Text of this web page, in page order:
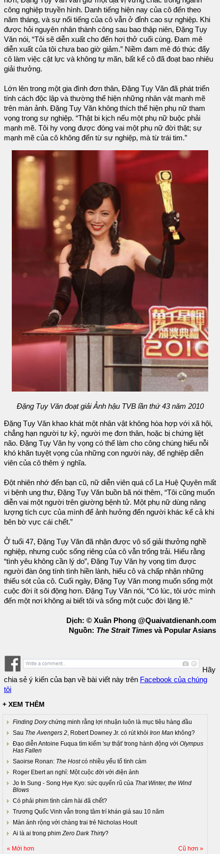
công nghiệp truyền hình. Danh tiếng hiện nay của cô đến theo
năm tháng, và sự nổi tiếng của cô vẫn ở đỉnh cao sự nghiệp. Khi
được hỏi nguyên nhân thành công sau bao thập niên, Đặng Tụy
Văn nói, “Tôi sẽ diễn xuất cho đến hơi thở cuối cùng. Đam mê
diễn xuất của tôi chưa bao giờ giảm.” Niềm đam mê đó thúc đẩy
cô làm việc cật lực và không tự mãn, bất kể cô đã đoạt bao nhiêu
giải thưởng.
Lớn lên trong một gia đình đơn thân, Đặng Tụy Văn đã phát triển
tính cách độc lập và thường thể hiện những nhân vật mạnh mẽ
trên màn ảnh. Đặng Tụy Văn không thích thể hiện phụ nữ tham
vọng trong sự nghiệp. “Thật bi kịch nếu một phụ nữ buộc phải
mạnh mẽ. Tôi hy vọng được đóng vai một phụ nữ đời thật; sự
mạnh mẽ của cô không đến từ sự nghiệp, mà từ trái tim.”
Đặng Tụy Văn đoạt giải Ảnh hậu TVB lần thứ 43 năm 2010
Đặng Tụy Văn khao khát một nhân vật không hòa hợp với xã hội,
chẳng hạn người tự kỷ, người mẹ đơn thân, hoặc bị chứng liệt
não. Đặng Tụy Văn hy vọng có thể làm cho công chúng hiểu nỗi
khó khăn tuyệt vọng của những con người này, để nghiệp diễn
viên của cô thêm ý nghĩa.
Đột nhiên nhớ đến bạn cũ, nữ diễn viên quá cố La Huệ Quyên mất
vi bệnh ung thư, Đặng Tụy Văn buồn bã nói thêm, “Tôi cũng muốn
diễn vai một người trên giường bệnh tử. Một phụ nữ dùng năng
lượng tích cực của mình để ảnh hưởng đến người khác kể cả khi
bên bờ vực cái chết.”
Ở tuổi 47, Đặng Tụy Văn đã nhận được vô số giải thưởng nghề
nghiệp, nhưng cuộc sống riêng của cô vẫn trống trải. Hiểu rằng
“tình yêu không cần lý do”, Đặng Tụy Văn hy vọng tìm được
người đàn ông tính tình hiền lành, hiểu cô và chấp nhận những
thiếu sót của cô. Cuối ngày, Đặng Tụy Văn mong muốn sống một
cuộc đời ít sôi động hơn. Đặng Tụy Văn nói, “Có lúc, tôi ước mình
đến một nơi không ai biết tôi và sống một cuộc đời lặng lẽ.”
Dịch: © Xuân Phong @Quaivatdienanh.com
Nguồn: The Strait Times và Popular Asians
Hãy
chia sẻ ý kiến của bạn về bài viết này trên Facebook của chúng
tôi
+ XEM THÊM
Finding Dorychứng minh rằng lợi nhuận luôn là mục tiêu hàng đầu
Sau The Avengers 2, Robert Downey Jr. có rút khỏi Iron Man không?
Đạo diễn Antoine Fuqua tìm kiếm 'sự thật' trong hành động với Olympus
Has Fallen
Saoirse Ronan: The Hostcó nhiều yếu tố tình cảm
Roger Ebert an nghỉ: Một cuộc đời với điện ảnh
Jo In Sung - Song Hye Kyo: sức quyến rũ của That Winter, the Wind
Blows
Có phải phim tình cảm hài đã chết?
Trương Quốc Vinh vẫn trong tâm trí khán giả sau 10 năm
Màn ảnh rộng với chàng trai trẻ Nicholas Hoult
Ai là ai trong phimZero Dark Thirty?
« Mới hơn Cũ hơn »